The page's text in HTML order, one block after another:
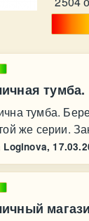
тумба.
тумба.
же серии.
Loginova,